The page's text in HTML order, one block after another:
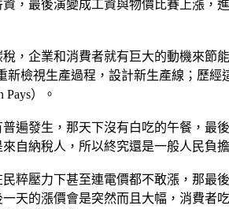
，最後演變成工資與物價比賽上漲，
，企業和消費者就有巨大的動機來節
檢視生產過程，設計新生產線；歷經
）。
遍發生，那天下沒有白吃的午餐，最
自納稅人，所以終究還是一般人民負擔
粹壓力下甚至連電價都不敢漲，那最
天的漲價會是突然而且大幅，消費者